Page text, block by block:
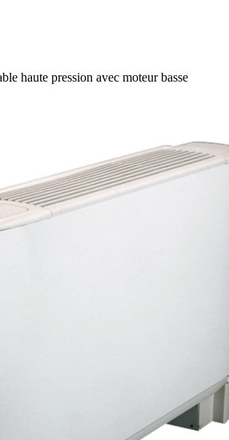
haute pression avec moteur basse